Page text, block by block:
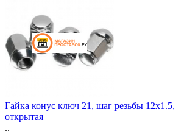
Гайка конус ключ 21, шаг резьбы
открытая
..